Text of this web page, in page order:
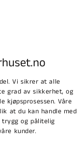
Vi sikrer at alle
grad av sikkerhet, og
kjøpsprosessen. Våre
at du kan handle med
og pålitelig
kunder.